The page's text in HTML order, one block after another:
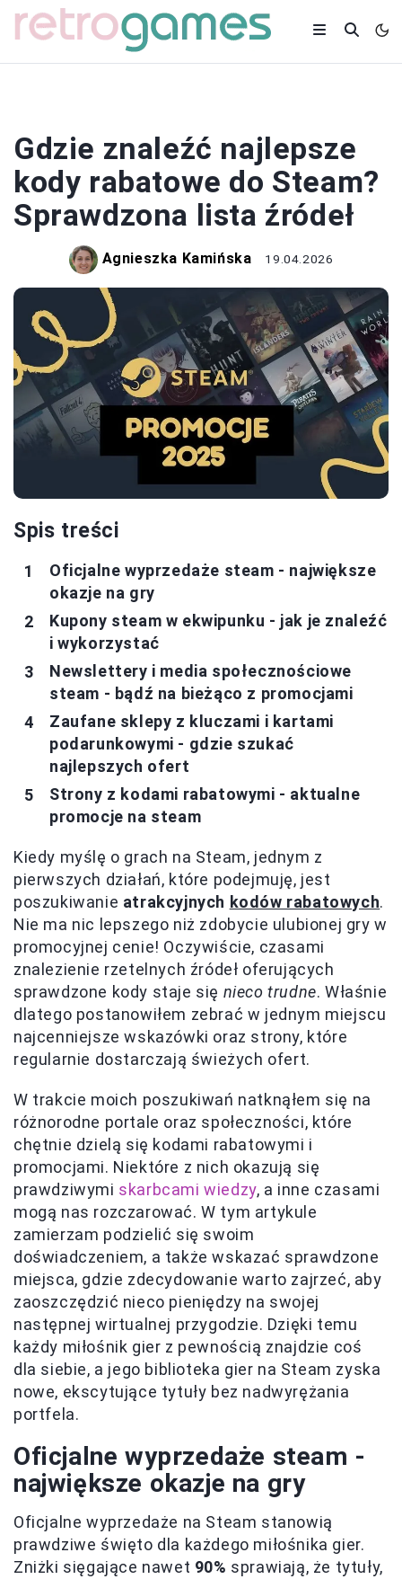
Gdzie znaleźć najlepsze
kody rabatowe do Steam?
Sprawdzona lista źródeł
Agnieszka Kamińska 19.04.2026
Spis treści
Oficjalne wyprzedaże steam - największe
okazje na gry
Kupony steam w ekwipunku - jak je znaleźć
i wykorzystać
Newslettery i media społecznościowe
steam - bądź na bieżąco z promocjami
Zaufane sklepy z kluczami i kartami
podarunkowymi - gdzie szukać
najlepszych ofert
Strony z kodami rabatowymi - aktualne
promocje na steam
Kiedy myślę o grach na Steam, jednym z
pierwszych działań, które podejmuję, jest
poszukiwanie atrakcyjnych kodów rabatowych.
Nie ma nic lepszego niż zdobycie ulubionej gry w
promocyjnej cenie! Oczywiście, czasami
znalezienie rzetelnych źródeł oferujących
sprawdzone kody staje się nieco trudne. Właśnie
dlatego postanowiłem zebrać w jednym miejscu
najcenniejsze wskazówki oraz strony, które
regularnie dostarczają świeżych ofert.
W trakcie moich poszukiwań natknąłem się na
różnorodne portale oraz społeczności, które
chętnie dzielą się kodami rabatowymi i
promocjami. Niektóre z nich okazują się
prawdziwymi skarbcami wiedzy, a inne czasami
mogą nas rozczarować. W tym artykule
zamierzam podzielić się swoim
doświadczeniem, a także wskazać sprawdzone
miejsca, gdzie zdecydowanie warto zajrzeć, aby
zaoszczędzić nieco pieniędzy na swojej
następnej wirtualnej przygodzie. Dzięki temu
każdy miłośnik gier z pewnością znajdzie coś
dla siebie, a jego biblioteka gier na Steam zyska
nowe, ekscytujące tytuły bez nadwyrężania
portfela.
Oficjalne wyprzedaże steam -
największe okazje na gry
Oficjalne wyprzedaże na Steam stanowią
prawdziwe święto dla każdego miłośnika gier.
Zniżki sięgające nawet 90% sprawiają, że tytuły,